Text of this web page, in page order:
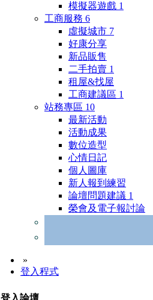
模擬器遊戲 1
工商服務 6
虛擬城市 7
好康分享
新品販售
二手拍賣 1
租屋&找屋
工商建議區 1
站務專區 10
最新活動
活動成果
數位造型
心情日記
個人圖庫
新人報到練習
論壇問題建議 1
榮會及電子報討論
»
登入程式
登入論壇